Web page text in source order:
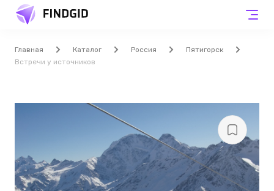
Главная Каталог Россия
Пятигорск
Встречи у источников